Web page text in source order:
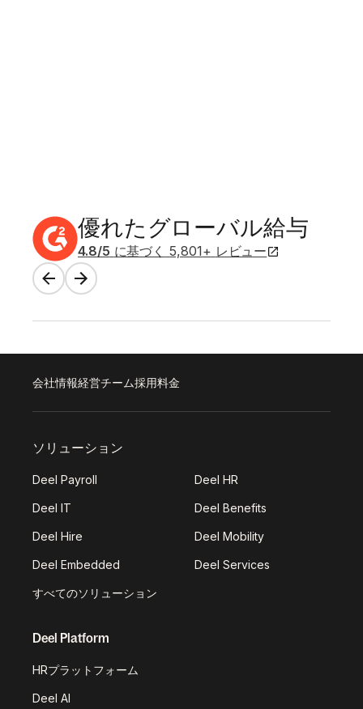
優れたグローバル給与
4.8/5 に基づく 5,801+ レビュー
会社情報経営チーム採用料金
ソリューション
Deel Payroll Deel HR
Deel IT Deel Benefits
Deel Hire Deel Mobility
Deel Embedded Deel Services
すべてのソリューション
Deel Platform
HRプラットフォーム
Deel AI